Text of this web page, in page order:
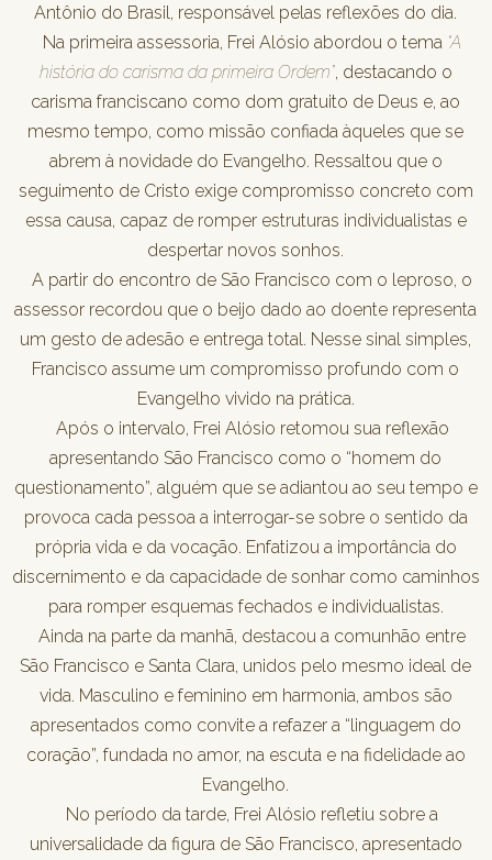
Antônio do Brasil, responsável pelas reflexões do dia.
Na primeira assessoria, Frei Alósio abordou o tema “A
história do carisma da primeira Ordem”, destacando o
carisma franciscano como dom gratuito de Deus e, ao
mesmo tempo, como missão confiada àqueles que se
abrem à novidade do Evangelho. Ressaltou que o
seguimento de Cristo exige compromisso concreto com
essa causa, capaz de romper estruturas individualistas e
despertar novos sonhos.
A partir do encontro de São Francisco com o leproso, o
assessor recordou que o beijo dado ao doente representa
um gesto de adesão e entrega total. Nesse sinal simples,
Francisco assume um compromisso profundo com o
Evangelho vivido na prática.
Após o intervalo, Frei Alósio retomou sua reflexão
apresentando São Francisco como o “homem do
questionamento”, alguém que se adiantou ao seu tempo e
provoca cada pessoa a interrogar-se sobre o sentido da
própria vida e da vocação. Enfatizou a importância do
discernimento e da capacidade de sonhar como caminhos
para romper esquemas fechados e individualistas.
Ainda na parte da manhã, destacou a comunhão entre
São Francisco e Santa Clara, unidos pelo mesmo ideal de
vida. Masculino e feminino em harmonia, ambos são
apresentados como convite a refazer a “linguagem do
coração”, fundada no amor, na escuta e na fidelidade ao
Evangelho.
No período da tarde, Frei Alósio refletiu sobre a
universalidade da figura de São Francisco, apresentado